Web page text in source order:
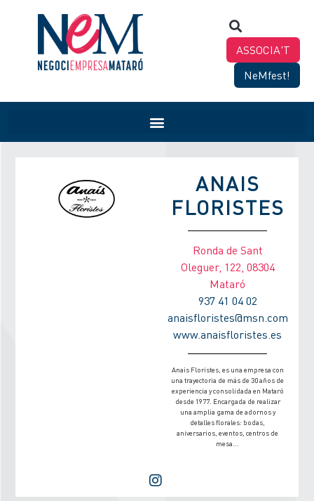
ASSOCIA'T
NeMfest!
ANAIS
FLORISTES
Ronda de Sant
Oleguer, 122, 08304
Mataró
937 41 04 02
anaisfloristes@msn.com
www.anaisfloristes.es
Anais Floristes, es una empresa con
una trayectoria de más de 30 años de
experiencia y consolidada en Mataró
desde 1977. Encargada de realizar
una amplia gama de adornos y
detalles florales: bodas,
aniversarios, eventos, centros de
mesa...